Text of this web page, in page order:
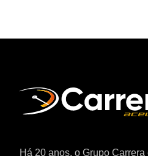
Há 20 anos, o Grupo